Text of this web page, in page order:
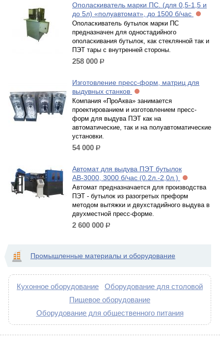
Ополаскиватель марки ПС. (для 0,5-1,5 и
до 5л) «полуавтомат», до 1500 б/час
Ополаскиватель бутылок марки ПС
предназначен для одностадийного
ополаскивания бутылок, как стеклянной так и
ПЭТ тары с внутренней стороны.
258 000 р.
Изготовление пресс-форм, матриц для
выдувных станков
Компания «ПроАква» занимается
проектированием и изготовлением пресс-
форм для выдува ПЭТ как на
автоматические, так и на полуавтоматические
установки.
54 000 р.
Автомат для выдува ПЭТ бутылок
АВ-3000, 3000 б/час (0.2л.-2,0л.)
Автомат предназначается для производства
ПЭТ - бутылок из разогретых преформ
методом вытяжки и двухстадийного выдува в
двухместной пресс-форме.
2 600 000 р.
Промышленные материалы и оборудование
Кухонное оборудование
Оборудование для столовой
Пищевое оборудование
Оборудование для общественного питания